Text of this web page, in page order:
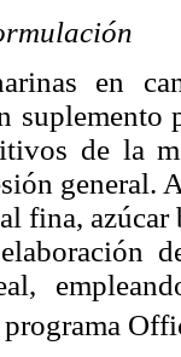
en
suplemento
de la
general.
fina,